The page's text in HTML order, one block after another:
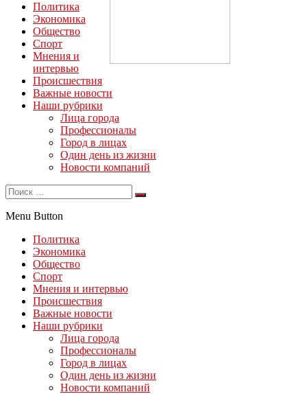
Политика
Экономика
Общество
Спорт
Мнения и
интервью
Происшествия
Важные новости
Наши рубрики
Лица города
Профессионалы
Город в лицах
Один день из жизни
Новости компаний
Menu Button
Политика
Экономика
Общество
Спорт
Мнения и интервью
Происшествия
Важные новости
Наши рубрики
Лица города
Профессионалы
Город в лицах
Один день из жизни
Новости компаний